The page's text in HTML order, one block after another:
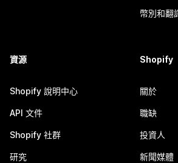
幣別和翻
資源
Shopify 說明中心
API 文件
Shopify 社群
研究
Shopify
關於
職缺
投資人
新聞媒體